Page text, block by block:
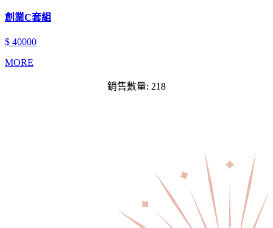
創業C套組
$ 40000
MORE
銷售數量: 218